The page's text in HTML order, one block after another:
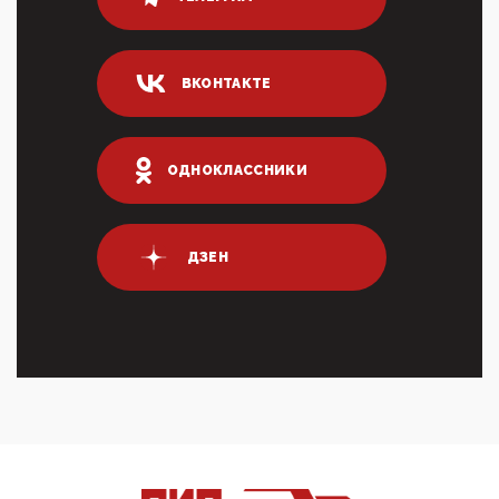
80% сирийцев в ФРГ должны вернуться на родину.
04:47, 10 Апреля 2026
ИНН для переводов по СБП это первый шаг из
логических двухЗаполнение ИНН при любых
переводах по ...
03:35, 10 Апреля 2026
Суммарное вознаграждение менеджменту в 15
крупных банках по итогам 2025 года превысило 63
03:01, 10 Апреля 2026
Террорист и убийца Буданов вальяжно сообщил,
что союзники просили Киев не наносить удары по
входМошенники активно пользуются аккаунтами на
ВКОНТАКТЕ
ОДНОКЛАССНИКИ
ДЗЕН